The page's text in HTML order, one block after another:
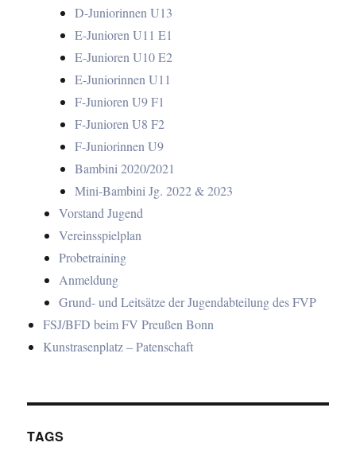
D-Juniorinnen U13
E-Junioren U11 E1
E-Junioren U10 E2
E-Juniorinnen U11
F-Junioren U9 F1
F-Junioren U8 F2
F-Juniorinnen U9
Bambini 2020/2021
Mini-Bambini Jg. 2022 & 2023
Vorstand Jugend
Vereinsspielplan
Probetraining
Anmeldung
Grund- und Leitsätze der Jugendabteilung des FVP
FSJ/BFD beim FV Preußen Bonn
Kunstrasenplatz – Patenschaft
TAGS